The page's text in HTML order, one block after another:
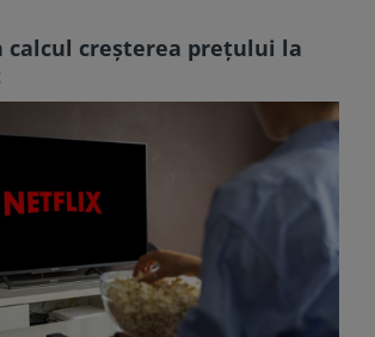
creșterea prețului la